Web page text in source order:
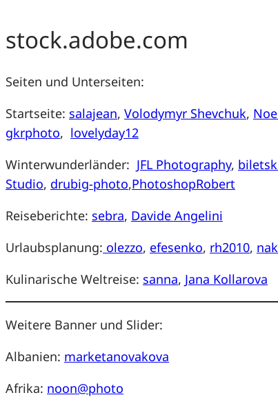
stock.adobe.com
Seiten und Unterseiten:
Startseite: salajean, Volodymyr Shevchuk,
gkrphoto, lovelyday12
Winterwunderländer: JFL Photography,
Studio, drubig-photo,PhotoshopRobert
Reiseberichte: sebra, Davide Angelini
Urlaubsplanung: olezzo, efesenko, rh2010,
Kulinarische Weltreise: sanna, Jana Kollarova
Weitere Banner und Slider:
Albanien: marketanovakova
Afrika: noon@photo